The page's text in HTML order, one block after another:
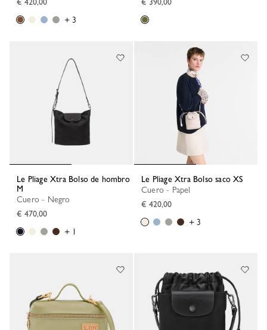
+ 3
Le Pliage Xtra Bolso de hombro
M
Cuero - Negro
€ 470,00
+ 1
Le Pliage Xtra Bolso saco XS
Cuero - Papel
€ 420,00
+ 3